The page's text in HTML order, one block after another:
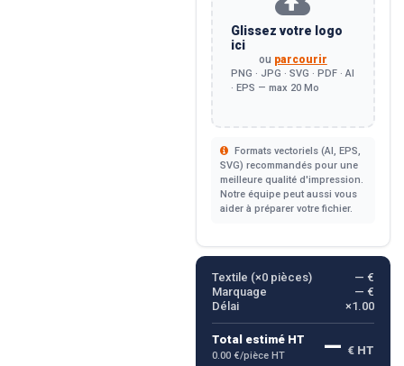
Glissez votre logo
ici
ou parcourir
PNG · JPG · SVG · PDF · AI
· EPS — max 20 Mo
Formats vectoriels (AI, EPS,
SVG) recommandés pour une
meilleure qualité d'impression.
Notre équipe peut aussi vous
aider à préparer votre fichier.
Textile (×0pièces)
— €
Marquage
— €
Délai
×1.00
Total estimé HT
0.00 €/pièce HT — € HT